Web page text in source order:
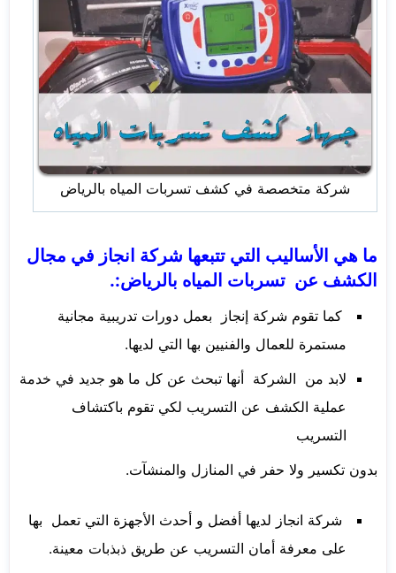
شركة متخصصة في كشف تسربات المياه بالرياض
ما هي الأساليب التي تتبعها شركة انجاز في مجال
الكشف عن تسربات المياه بالرياض:.
كما تقوم شركة إنجاز بعمل دورات تدريبية مجانية
مستمرة للعمال والفنيين بها التي لديها.
لابد من الشركة أنها تبحث عن كل ما هو جديد في خدمة
عملية الكشف عن التسريب لكي تقوم باكتشاف
التسريب
بدون تكسير ولا حفر في المنازل والمنشآت.
شركة انجاز لديها أفضل و أحدث الأجهزة التي تعمل بها
على معرفة أمان التسريب عن طريق ذبذبات معينة.